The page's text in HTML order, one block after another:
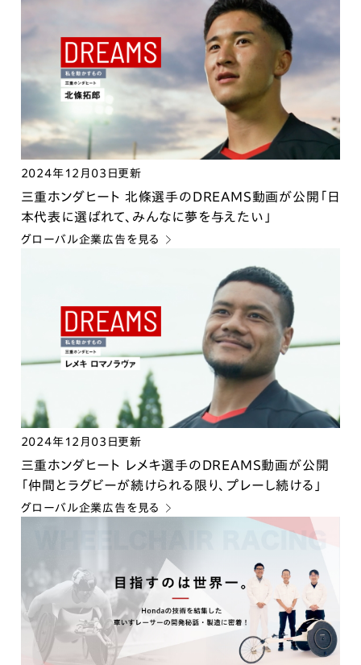
2024年12月03日更新
三重ホンダヒート 北條選手のDREAMS動画が公開「日
本代表に選ばれて、みんなに夢を与えたい」
グローバル企業広告を見る
2024年12月03日更新
三重ホンダヒート レメキ選手のDREAMS動画が公開
「仲間とラグビーが続けられる限り、プレーし続ける」
グローバル企業広告を見る